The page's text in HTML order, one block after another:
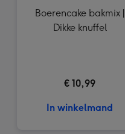
Boerencake bakmix |
Dikke knuffel
€ 10,99
In winkelmand